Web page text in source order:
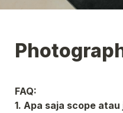
FAQ:
1. Apa saja scope